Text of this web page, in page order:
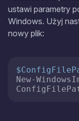
ustawi parametry
Windows. Użyj
nowy plik:
New-